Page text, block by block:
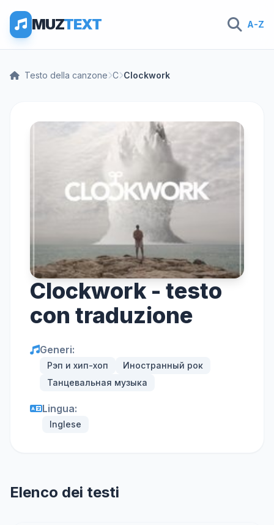
MUZTEXT A-Z
Testo della canzone C Clockwork
Clockwork - testo
con traduzione
Generi:
Рэп и хип-хоп
Иностранный рок
Танцевальная музыка
Lingua:
Inglese
Elenco dei testi